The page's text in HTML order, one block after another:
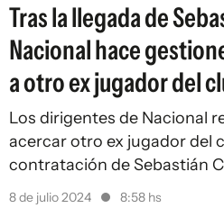
Tras la llegada de
Nacional hace
a otro ex jugador del
Los dirigentes de Nacional
acercar otro ex jugador del
contratación de Sebastián
8 de julio 2024 8:58 hs